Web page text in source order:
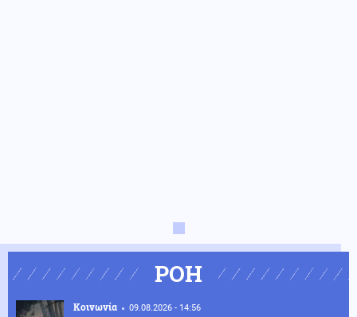
ΡΟΗ
Κοινωνία 09.08.2026 - 14:56